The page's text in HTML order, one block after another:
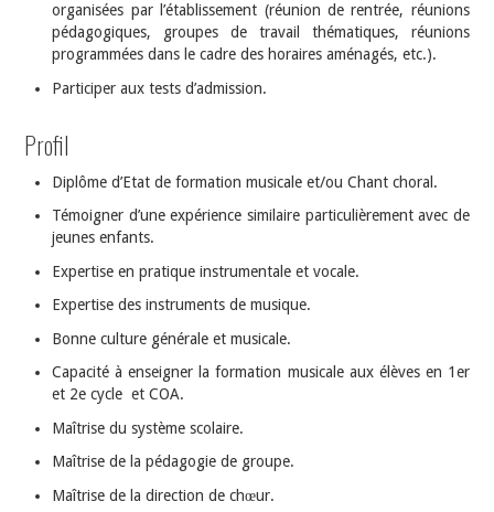
organisées par l’établissement (réunion de rentrée, réunions
pédagogiques, groupes de travail thématiques, réunions
programmées dans le cadre des horaires aménagés, etc.).
Participer aux tests d’admission.
Profil
Diplôme d’Etat de formation musicale et/ou Chant choral.
Témoigner d’une expérience similaire particulièrement avec de
jeunes enfants.
Expertise en pratique instrumentale et vocale.
Expertise des instruments de musique.
Bonne culture générale et musicale.
Capacité à enseigner la formation musicale aux élèves en 1er
et 2e cycle et COA.
Maîtrise du système scolaire.
Maîtrise de la pédagogie de groupe.
Maîtrise de la direction de chœur.